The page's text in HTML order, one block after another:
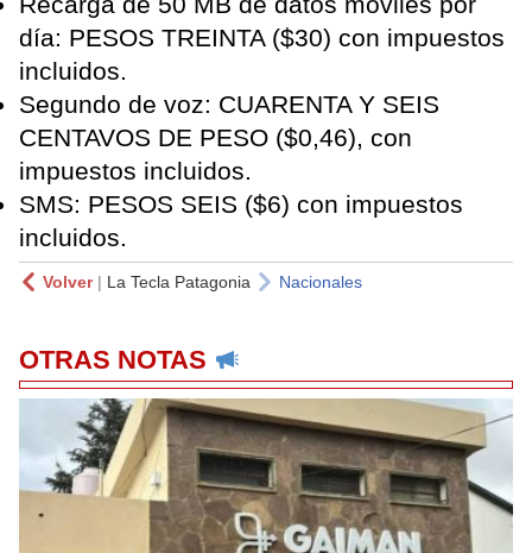
día: PESOS TREINTA ($30) con impuestos
incluidos.
Segundo de voz: CUARENTA Y SEIS
CENTAVOS DE PESO ($0,46), con
impuestos incluidos.
SMS: PESOS SEIS ($6) con impuestos
incluidos.
Volver| La Tecla Patagonia Nacionales
OTRAS NOTAS